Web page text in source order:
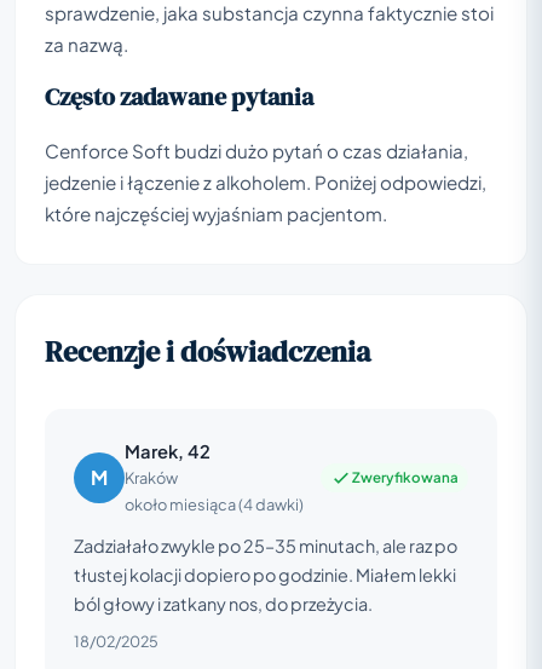
sprawdzenie, jaka substancja czynna faktycznie stoi
za nazwą.
Często zadawane pytania
Cenforce Soft budzi dużo pytań o czas działania,
jedzenie i łączenie z alkoholem. Poniżej odpowiedzi,
które najczęściej wyjaśniam pacjentom.
Recenzje i doświadczenia
M
Marek, 42
Kraków
około miesiąca (4 dawki)
Zweryfikowana
Zadziałało zwykle po 25–35 minutach, ale raz po
tłustej kolacji dopiero po godzinie. Miałem lekki
ból głowy i zatkany nos, do przeżycia.
18/02/2025